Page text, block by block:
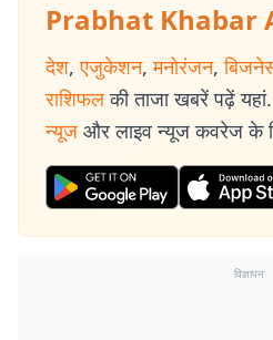
Prabhat Khabar
देश, एजुकेशन, मनोरंजन,
राशिफल की ताजा खबरें पढ़ें
न्यूज और लाइव न्यूज कवरेज के
विज्ञापन